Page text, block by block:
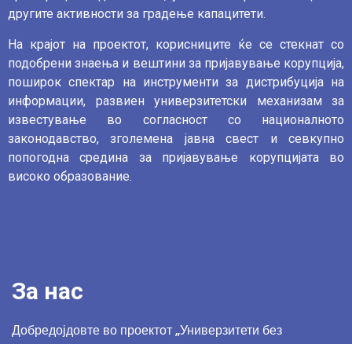
другите активности за градење капацитети.
На крајот на проектот, корисниците ќе се стекнат со
подобрени знаења и вештини за пријавување корупција,
поширок спектар на инструменти за дистрибуција на
информации, развиен универзитетски механизам за
известување во согласност со националното
законодавство, зголемена јавна свест и севкупно
попогодна средина за пријавување корупцијата во
високо образование.
За нас
Добредојдовте во проектот „Универзитети без